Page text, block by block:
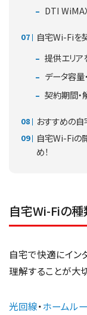
DTI
自宅Wi-Fiを
提供エリア
データ容量
契約期間・
おすすめの
自宅Wi-Fiの
め！
自宅Wi-Fiの
自宅で快適にイン
理解することが大
光回線・ホームル